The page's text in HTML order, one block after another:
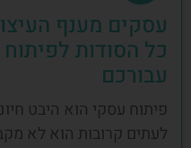
עסקים מענף
כל הסודות
עבורכם
פיתוח עסקי הוא היבט
לעתים קרובות הוא לא